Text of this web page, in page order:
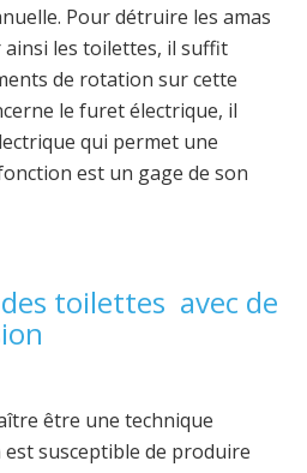
Pour détruire les amas
les toilettes, il suffit
de rotation sur cette
le furet électrique, il
qui permet une
est un gage de son
toilettes avec de
être une technique
susceptible de produire